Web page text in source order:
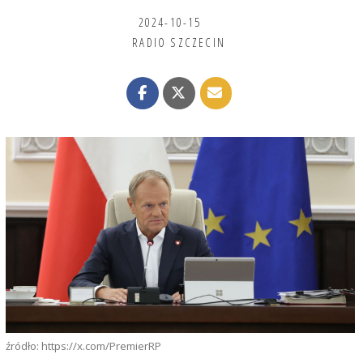
2024-10-15
RADIO SZCZECIN
źródło: https://x.com/PremierRP